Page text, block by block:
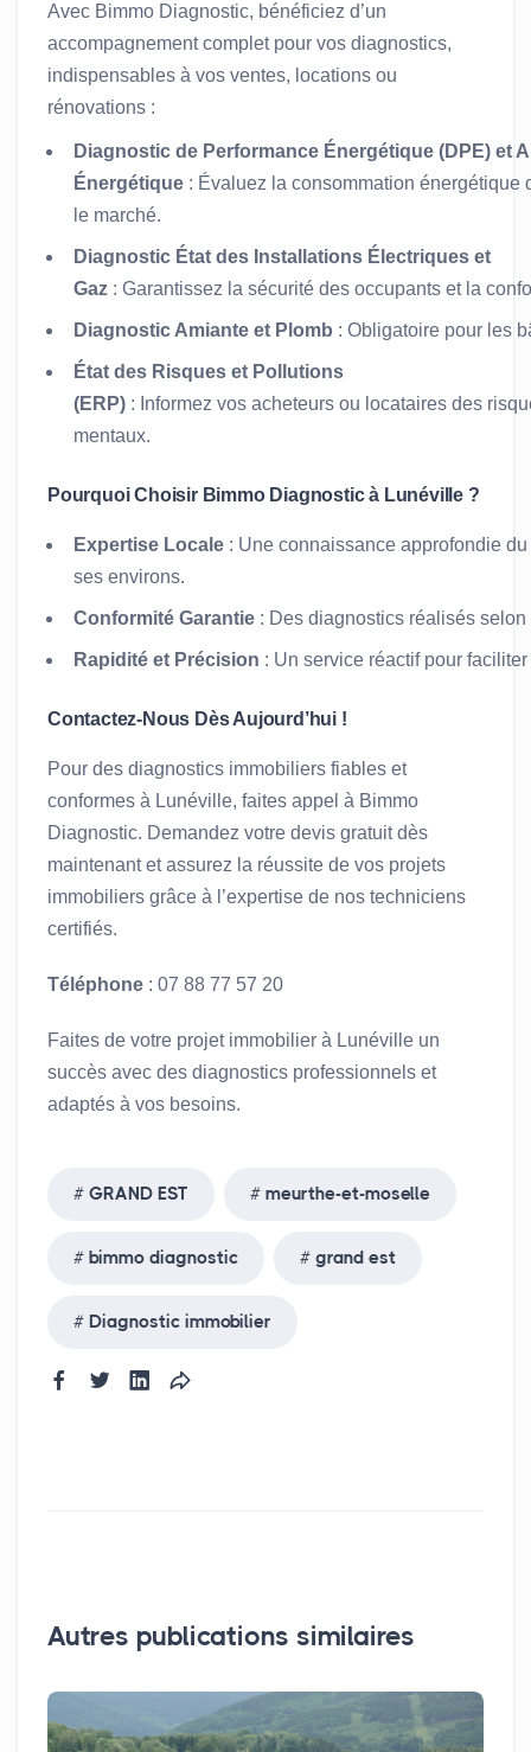
Avec Bimmo Diagnostic, bénéficiez d’un
accompagnement complet pour vos diagnostics,
indispensables à vos ventes, locations ou
rénovations :
Diagnostic de Performance Énergétique (DPE) et
Énergétique : Évaluez la consommation énergétique
le marché.
Diagnostic État des Installations Électriques et
Gaz : Garantissez la sécurité des occupants et la
Diagnostic Amiante et Plomb : Obligatoire pour les
État des Risques et Pollutions
(ERP) : Informez vos acheteurs ou locataires des
mentaux.
Pourquoi Choisir Bimmo Diagnostic à Lunéville ?
Expertise Locale : Une connaissance approfondie
ses environs.
Conformité Garantie : Des diagnostics réalisés
Rapidité et Précision : Un service réactif pour
Contactez-Nous Dès Aujourd’hui !
Pour des diagnostics immobiliers fiables et
conformes à Lunéville, faites appel à Bimmo
Diagnostic. Demandez votre devis gratuit dès
maintenant et assurez la réussite de vos projets
immobiliers grâce à l’expertise de nos techniciens
certifiés.
Téléphone : 07 88 77 57 20
Faites de votre projet immobilier à Lunéville un
succès avec des diagnostics professionnels et
adaptés à vos besoins.
GRAND EST meurthe-et-moselle
bimmo diagnostic grand est
Diagnostic immobilier
Autres publications similaires